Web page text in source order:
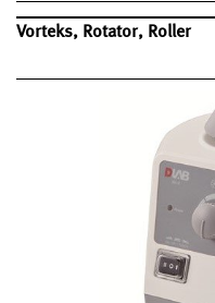
Vorteks, Rotator, Roller